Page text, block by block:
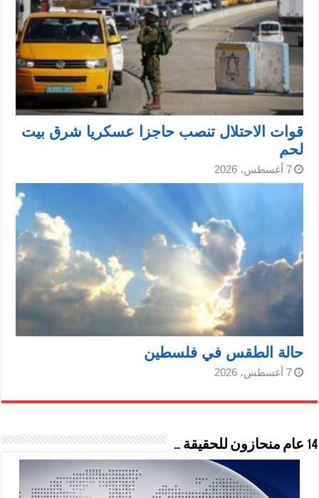
قوات الاحتلال تنصب حاجزا عسكريا شرق بيت
لحم
7 أغسطس، 2026
حالة الطقس في فلسطين
7 أغسطس، 2026
14 عام منحازون للحقيقة …